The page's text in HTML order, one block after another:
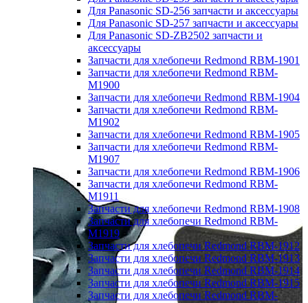
Для Panasonic SD-256 запчасти и аксессуары
Для Panasonic SD-257 запчасти и аксессуары
Для Panasonic SD-ZB2502 запчасти и
аксессуары
Запчасти для хлебопечи Redmond RBM-1901
Запчасти для хлебопечи Redmond RBM-
M1900
Запчасти для хлебопечи Redmond RBM-1904
Запчасти для хлебопечи Redmond RBM-
M1902
Запчасти для хлебопечи Redmond RBM-1905
Запчасти для хлебопечи Redmond RBM-
M1907
Запчасти для хлебопечи Redmond RBM-1906
Запчасти для хлебопечи Redmond RBM-
M1911
Запчасти для хлебопечи Redmond RBM-1908
Запчасти для хлебопечи Redmond RBM-
M1919
Запчасти для хлебопечи Redmond RBM-1912
Запчасти для хлебопечи Redmond RBM-1913
Запчасти для хлебопечи Redmond RBM-1914
Запчасти для хлебопечи Redmond RBM-1915
Запчасти для хлебопечи Redmond RBM-